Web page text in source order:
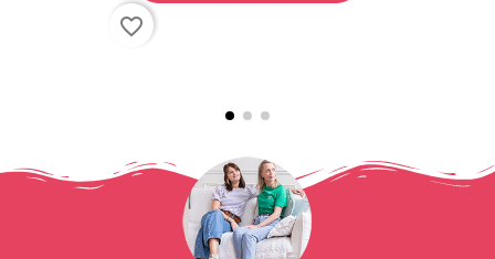
favorite_border